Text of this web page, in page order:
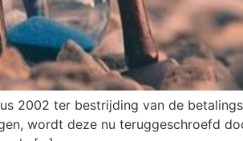
2002 ter bestrijding van de
wordt deze nu teruggeschroefd